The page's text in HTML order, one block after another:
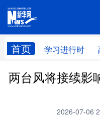
首页 学习进行时
学习进行时 高层
两台风将接续影
2026-07-06